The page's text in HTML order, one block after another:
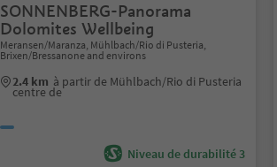
SONNENBERG-Panorama
Dolomites Wellbeing
Meransen/Maranza, Mühlbach/Rio di Pusteria,
Brixen/Bressanone and environs
2.4 km à partir de Mühlbach/Rio di Pusteria
centre de
Niveau de durabilité 3